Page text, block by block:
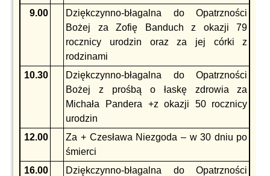
9.00
Dziękczynno-błagalna do Opatrzności
Bożej za Zofię Banduch z okazji 79
rocznicy urodzin oraz za jej córki z
rodzinami
10.30
Dziękczynno-błagalna do Opatrzności
Bożej z prośbą o łaskę zdrowia za
Michała Pandera +z okazji 50 rocznicy
urodzin
12.00
Za + Czesława Niezgoda – w 30 dniu po
śmierci
16.00
Dziękczynno-błagalna do Opatrzności